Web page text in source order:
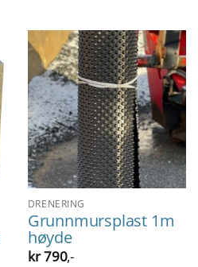
DRENERING
Grunnmursplast 1m
høyde
kr790,-